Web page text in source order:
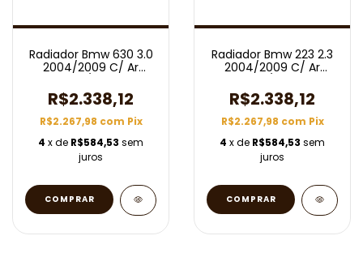
Radiador Bmw 630 3.0
2004/2009 C/ Ar
R$2.338,12
R$2.267,98 com Pix
4 x de R$584,53 sem
juros
Radiador Bmw 223 2.3
2004/2009 C/ Ar
R$2.338,12
R$2.267,98 com Pix
4 x de R$584,53 sem
juros